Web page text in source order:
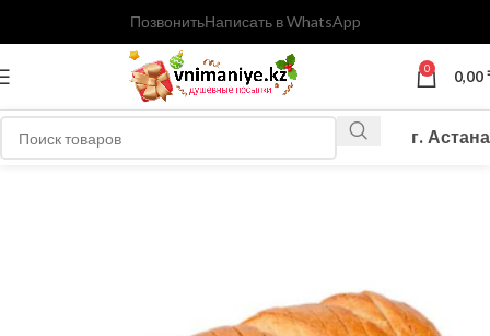
ПозвонитьНаписать в WhatsApp
0 0,00
г. Астана